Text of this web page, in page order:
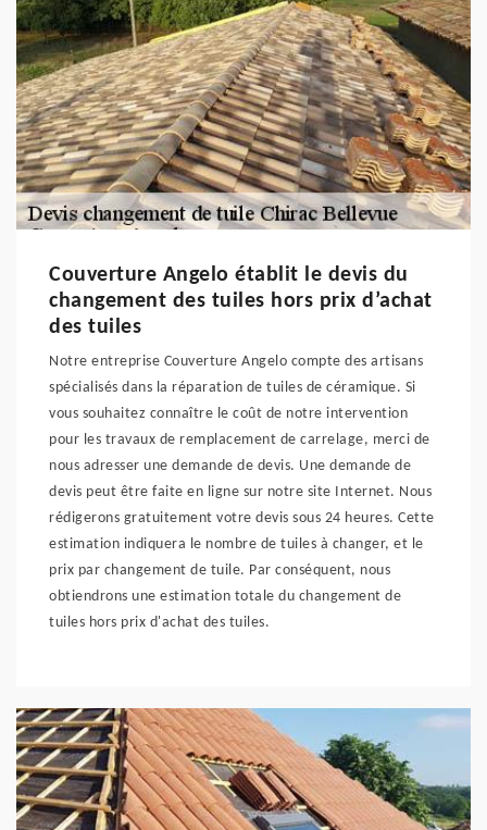
Couverture Angelo établit le devis du
changement des tuiles hors prix d’achat
des tuiles
Notre entreprise Couverture Angelo compte des artisans
spécialisés dans la réparation de tuiles de céramique. Si
vous souhaitez connaître le coût de notre intervention
pour les travaux de remplacement de carrelage, merci de
nous adresser une demande de devis. Une demande de
devis peut être faite en ligne sur notre site Internet. Nous
rédigerons gratuitement votre devis sous 24 heures. Cette
estimation indiquera le nombre de tuiles à changer, et le
prix par changement de tuile. Par conséquent, nous
obtiendrons une estimation totale du changement de
tuiles hors prix d'achat des tuiles.